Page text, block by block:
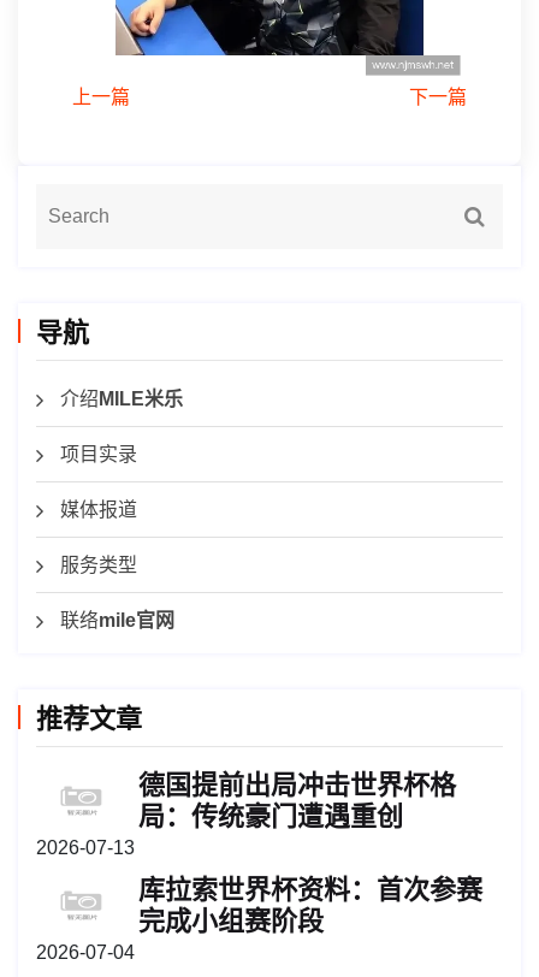
上一篇 下一篇
导航
介绍 MILE米乐
项目实录
媒体报道
服务类型
联络mile官网
推荐文章
德国提前出局冲击世界杯格
局：传统豪门遭遇重创
2026-07-13
库拉索世界杯资料：首次参赛
完成小组赛阶段
2026-07-04